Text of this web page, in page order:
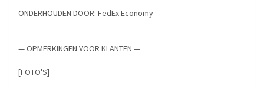
ONDERHOUDEN DOOR: FedEx Economy
— OPMERKINGEN VOOR KLANTEN —
[FOTO'S]